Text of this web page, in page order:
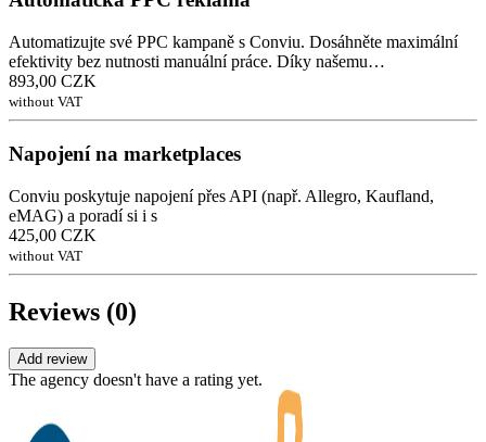
Automatizujte své PPC kampaně s Conviu. Dosáhněte maximální
efektivity bez nutnosti manuální práce. Díky našemu…
893,00 CZK
without VAT
Napojení na marketplaces
Conviu poskytuje napojení přes API (např. Allegro, Kaufland,
eMAG) a poradí si i s
425,00 CZK
without VAT
Reviews (0)
Add review
The agency doesn't have a rating yet.